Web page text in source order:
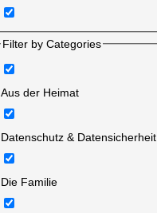
Filter by Categories
Aus der Heimat
Datenschutz & Datensicherheit
Die Familie